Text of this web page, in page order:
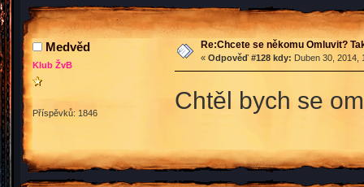
Medvěd
Klub ŽvB
Příspěvků: 1846
Re:Chcete se někomu Omluvit?
« Odpověď #128 kdy: Duben 30, 2014,
Chtěl bych se